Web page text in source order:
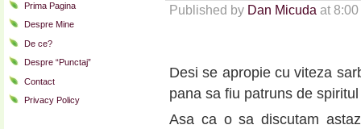
Prima Pagina
Despre Mine
De ce?
Despre “Punctaj”
Contact
Privacy Policy
Published by Dan Micuda at
Desi se apropie cu viteza
pana sa fiu patruns de
Asa ca o sa discutam